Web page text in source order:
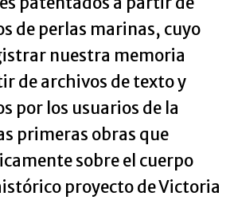
de perlas marinas, cuyo
nuestra memoria
de archivos de texto y
por los usuarios de la
primeras obras que
sobre el cuerpo
proyecto de Victoria